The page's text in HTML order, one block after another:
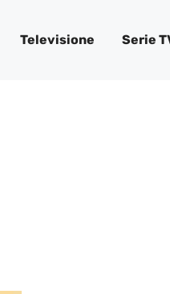
Televisione Serie